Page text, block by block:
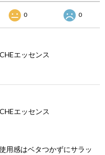
0 0
エッセンス
エッセンス
用感はベタつかずにサラッ